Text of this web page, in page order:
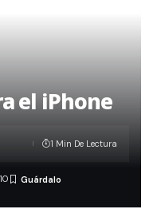
el iPhone
1 Min De Lectura